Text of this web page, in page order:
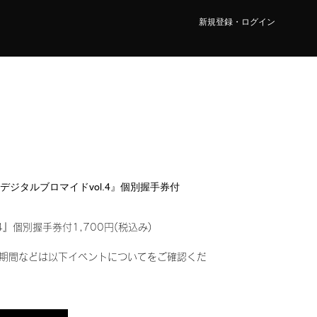
新規登録・ログイン
ジタルブロマイドvol.4』個別握手券付
』個別握手券付1,700円(税込み)
間などは以下イベントについてをご確認くだ